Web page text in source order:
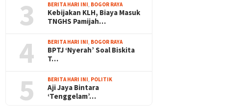
3 BERITA HARI INI, BOGOR RAYA
Kebijakan KLH, Biaya Masuk
TNGHS Pamijah…
4 BERITA HARI INI, BOGOR RAYA
BPTJ ‘Nyerah’ Soal Biskita
T…
5 BERITA HARI INI, POLITIK
Aji Jaya Bintara
‘Tenggelam’…